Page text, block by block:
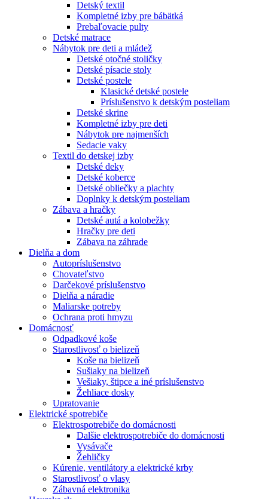
Detský textil
Kompletné izby pre bábätká
Prebaľovacie pulty
Detské matrace
Nábytok pre deti a mládež
Detské otočné stoličky
Detské písacie stoly
Detské postele
Klasické detské postele
Príslušenstvo k detským posteliam
Detské skrine
Kompletné izby pre deti
Nábytok pre najmenších
Sedacie vaky
Textil do detskej izby
Detské deky
Detské koberce
Detské obliečky a plachty
Doplnky k detským posteliam
Zábava a hračky
Detské autá a kolobežky
Hračky pre deti
Zábava na záhrade
Dielňa a dom
Autopríslušenstvo
Chovateľstvo
Darčekové príslušenstvo
Dielňa a náradie
Maliarske potreby
Ochrana proti hmyzu
Domácnosť
Odpadkové koše
Starostlivosť o bielizeň
Koše na bielizeň
Sušiaky na bielizeň
Vešiaky, štipce a iné príslušenstvo
Žehliace dosky
Upratovanie
Elektrické spotrebiče
Elektrospotrebiče do domácnosti
Dalšie elektrospotrebiče do domácnosti
Vysávače
Žehličky
Kúrenie, ventilátory a elektrické krby
Starostlivosť o vlasy
Zábavná elektronika